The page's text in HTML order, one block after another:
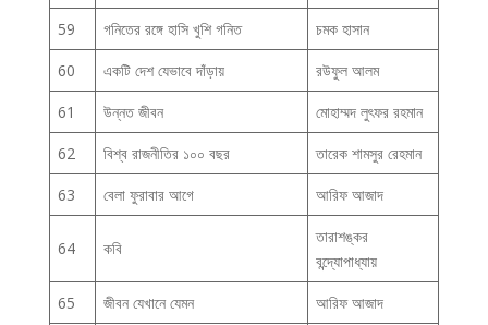
59
গনিতের রঙ্গে হাসি খুশি গনিত
চমক হাসান
60
একটি দেশ যেভাবে দাঁড়ায়
রউফুল আলম
61
উন্নত জীবন
মোহাম্মদ লুৎফর রহমান
62
বিশ্ব রাজনীতির ১০০ বছর
তারেক শামসুর রেহমান
63
বেলা ফুরাবার আগে আরিফ আজাদ
64 কবি
তারাশঙ্কর
বন্দ্যোপাধ্যায়
65
জীবন যেখানে যেমন
আরিফ আজাদ